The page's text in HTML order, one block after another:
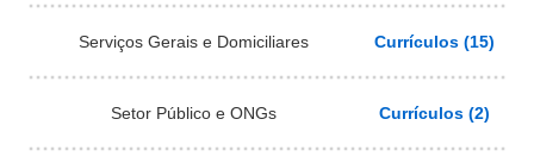
Serviços Gerais e Domiciliares Currículos (15)
Setor Público e ONGs Currículos (2)